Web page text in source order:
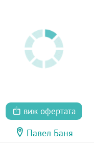
виж офертата
Павел Баня